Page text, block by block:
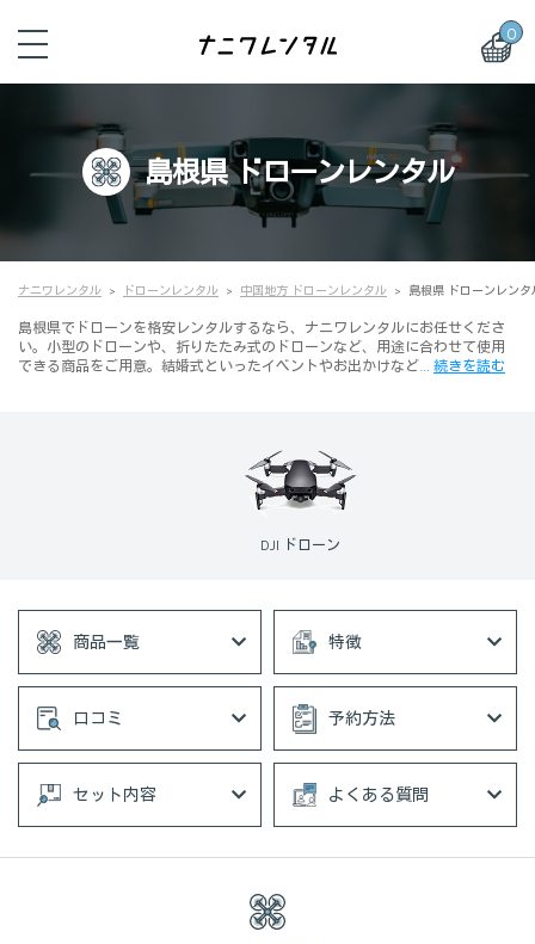
0
島根県 ドローンレンタル
ナニワレンタル ドローンレンタル 中国地方 ドローンレンタル 島根県 ドローンレンタ
島根県でドローンを格安レンタルするなら、ナニワレンタルにお任せくださ
い。小型のドローンや、折りたたみ式のドローンなど、用途に合わせて使用
できる商品をご用意。結婚式といったイベントやお出かけなど… 続きを読む
DJI ドローン
商品一覧 特徴
口コミ 予約方法
セット内容 よくある質問